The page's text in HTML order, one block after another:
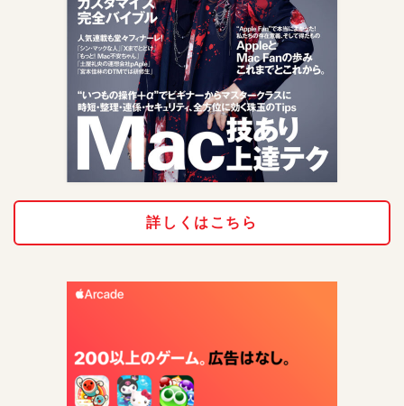
詳しくはこちら